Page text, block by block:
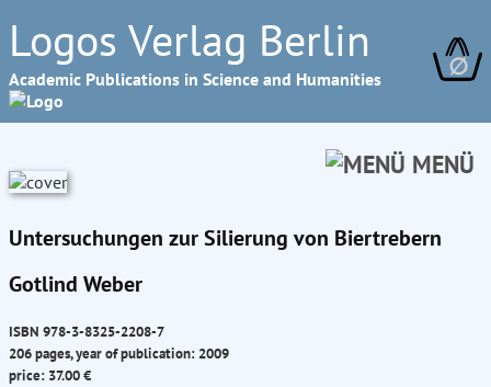
Logos Verlag Berlin
Academic Publications in Science and Humanities ∅
MENÜ
Untersuchungen zur Silierung von Biertrebern
Gotlind Weber
ISBN 978-3-8325-2208-7
206 pages, year of publication: 2009
price: 37.00 €